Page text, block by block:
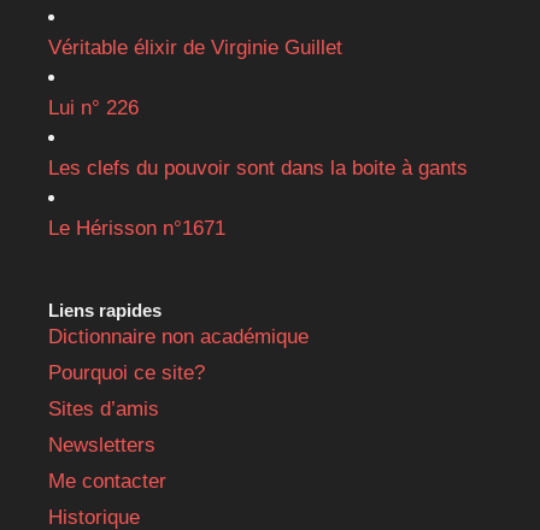
Véritable élixir de Virginie Guillet
Lui n° 226
Les clefs du pouvoir sont dans la boite à gants
Le Hérisson n°1671
Liens rapides
Dictionnaire non académique
Pourquoi ce site?
Sites d’amis
Newsletters
Me contacter
Historique